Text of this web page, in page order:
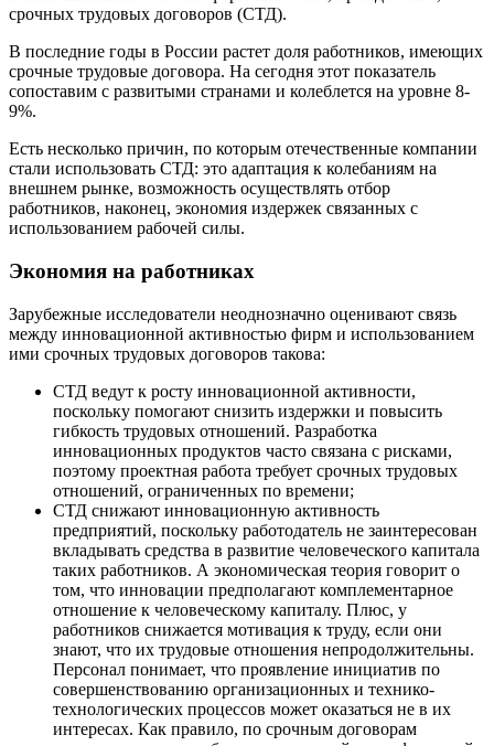
срочных трудовых договоров (СТД).
В последние годы в России растет доля работников, имеющих
срочные трудовые договора. На сегодня этот показатель
сопоставим с развитыми странами и колеблется на уровне 8-
9%.
Есть несколько причин, по которым отечественные компании
стали использовать СТД: это адаптация к колебаниям на
внешнем рынке, возможность осуществлять отбор
работников, наконец, экономия издержек связанных с
использованием рабочей силы.
Экономия на работниках
Зарубежные исследователи неоднозначно оценивают связь
между инновационной активностью фирм и использованием
ими срочных трудовых договоров такова:
СТД ведут к росту инновационной активности,
поскольку помогают снизить издержки и повысить
гибкость трудовых отношений. Разработка
инновационных продуктов часто связана с рисками,
поэтому проектная работа требует срочных трудовых
отношений, ограниченных по времени;
СТД снижают инновационную активность
предприятий, поскольку работодатель не заинтересован
вкладывать средства в развитие человеческого капитала
таких работников. А экономическая теория говорит о
том, что инновации предполагают комплементарное
отношение к человеческому капиталу. Плюс, у
работников снижается мотивация к труду, если они
знают, что их трудовые отношения непродолжительны.
Персонал понимает, что проявление инициатив по
совершенствованию организационных и технико-
технологических процессов может оказаться не в их
интересах. Как правило, по срочным договорам